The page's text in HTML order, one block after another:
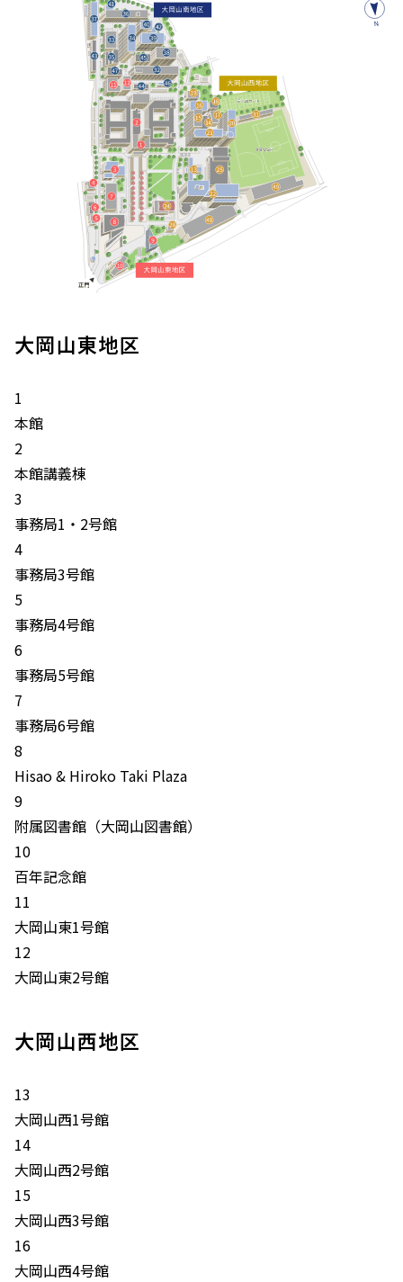
大岡山東地区
1
本館
2
本館講義棟
3
事務局1・2号館
4
事務局3号館
5
事務局4号館
6
事務局5号館
7
事務局6号館
8
Hisao & Hiroko Taki Plaza
9
附属図書館（大岡山図書館）
10
百年記念館
11
大岡山東1号館
12
大岡山東2号館
大岡山西地区
13
大岡山西1号館
14
大岡山西2号館
15
大岡山西3号館
16
大岡山西4号館